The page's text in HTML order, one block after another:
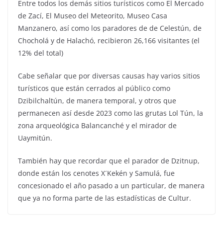
Entre todos los demás sitios turísticos como El Mercado
de Zací, El Museo del Meteorito, Museo Casa
Manzanero, así como los paradores de de Celestún, de
Chocholá y de Halachó, recibieron 26,166 visitantes (el
12% del total)
Cabe señalar que por diversas causas hay varios sitios
turísticos que están cerrados al público como
Dzibilchaltún, de manera temporal, y otros que
permanecen así desde 2023 como las grutas Lol Tún, la
zona arqueológica Balancanché y el mirador de
Uaymitún.
También hay que recordar que el parador de Dzitnup,
donde están los cenotes X´Kekén y Samulá, fue
concesionado el año pasado a un particular, de manera
que ya no forma parte de las estadísticas de Cultur.